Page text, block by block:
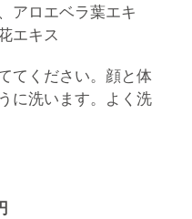
アロエベラ葉エキ
エキス
てください。顔と体
に洗います。よく洗